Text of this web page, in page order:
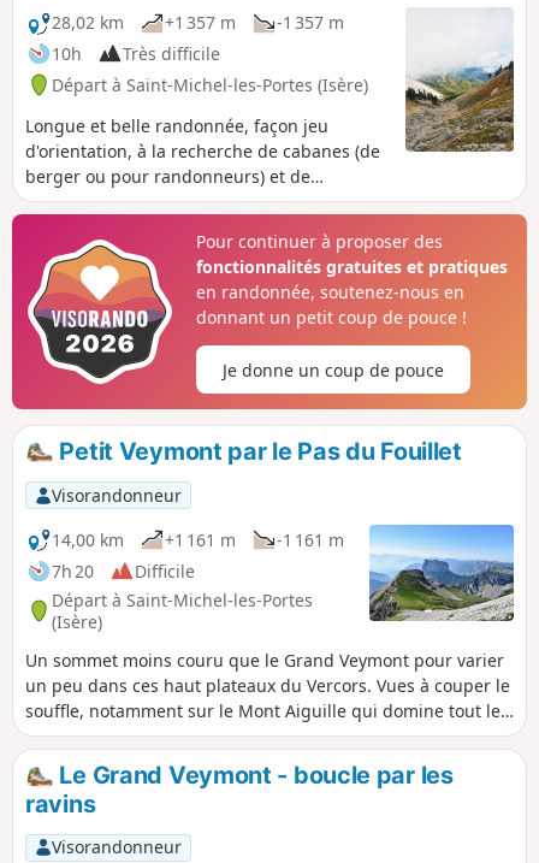
28,02 km
+1 357 m
-1 357 m
10h
Très difficile
Départ à Saint-Michel-les-Portes (Isère)
Longue et belle randonnée, façon jeu
d'orientation, à la recherche de cabanes (de
berger ou pour randonneurs) et de
précieuses fontaines sur les Hauts Plateaux
Point d'orgue, sans doute le plus beau site
naturel des Hauts Plateaux, la plaine de la
Queyrie où je veux être réincarné en
marmotte, avec son arbre taillé et sa
stupéfiante carrière romaine.
Pour continuer à proposer des
fonctionnalités gratuites et pratiques
en randonnée, soutenez-nous en
donnant un petit coup de pouce !
Je donne un coup de pouce
Petit Veymont par le Pas du Fouillet
Visorandonneur
14,00 km
+1 161 m
-1 161 m
7h 20
Difficile
Départ à Saint-Michel-les-Portes
(Isère)
Un sommet moins couru que le Grand Veymont pour varier
un peu dans ces haut plateaux du Vercors. Vues à couper le
souffle, notamment sur le Mont Aiguille qui domine tout le
début de la randonnée et une partie du retour. Marmottes,
bouquetins et chocards seront là pour vous saluer après
l'ascension du Pas du Fouillet. Cette randonnée est
totalement interdite aux chiens car située dans la réserve
naturelle des hauts plateaux du Vercors.
Le Grand Veymont - boucle par les
ravins
Visorandonneur